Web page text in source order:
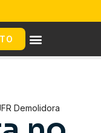
Demolidora